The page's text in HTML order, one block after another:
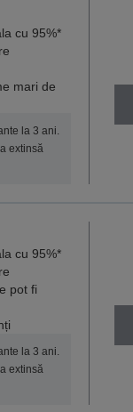
cu 95%*
mari de
la 3 ani.
extinsă
cu 95%*
pot fi
la 3 ani.
extinsă